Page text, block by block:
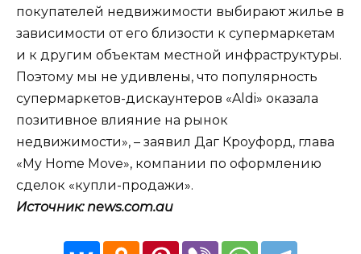
покупателей недвижимости выбирают жилье в
зависимости от его близости к супермаркетам
и к другим объектам местной инфраструктуры.
Поэтому мы не удивлены, что популярность
супермаркетов-дискаунтеров «Aldi» оказала
позитивное влияние на рынок
недвижимости», – заявил Даг Кроуфорд, глава
«My Home Move», компании по оформлению
сделок «купли-продажи».
Источник: news.com.au